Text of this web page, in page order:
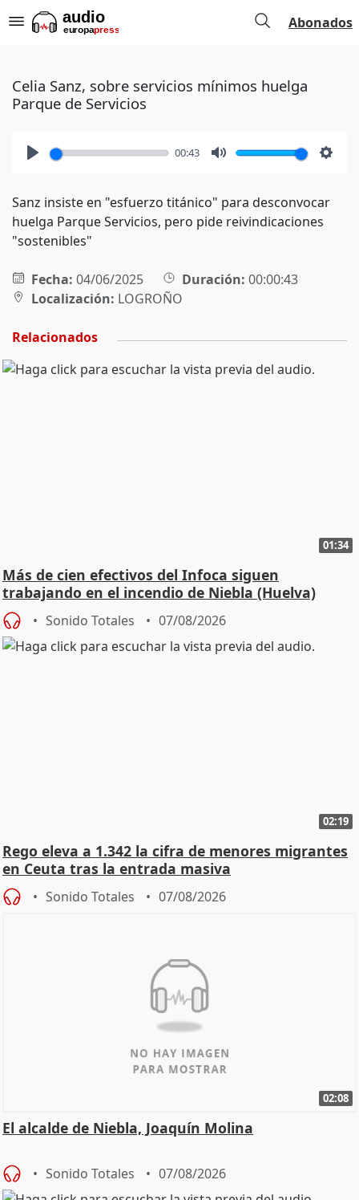
Abonados
Celia Sanz, sobre servicios mínimos huelga
Parque de Servicios
00:43
Sanz insiste en "esfuerzo titánico" para desconvocar
huelga Parque Servicios, pero pide reivindicaciones
"sostenibles"
Fecha: 04/06/2025 Duración: 00:00:43
Localización: LOGROÑO
Relacionados
01:34
Más de cien efectivos del Infoca siguen
trabajando en el incendio de Niebla (Huelva)
Sonido Totales 07/08/2026
02:19
Rego eleva a 1.342 la cifra de menores migrantes
en Ceuta tras la entrada masiva
Sonido Totales 07/08/2026
02:08
El alcalde de Niebla, Joaquín Molina
Sonido Totales 07/08/2026